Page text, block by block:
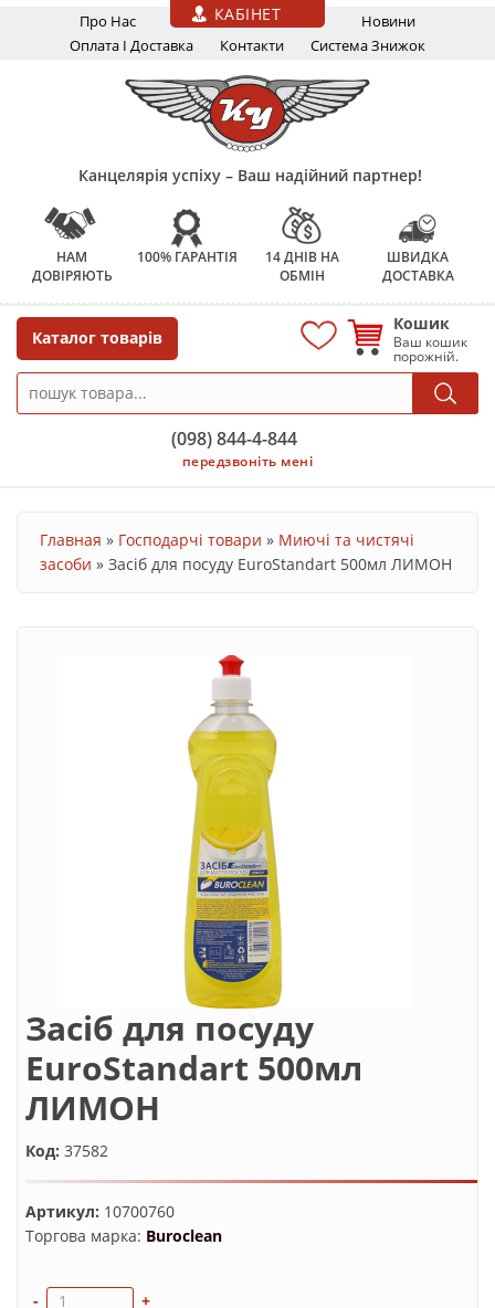
Перейти до основного вмісту
Про Нас
Новини
Оплата І Доставка
Контакти Система Знижок
КАБІНЕТ
Канцелярія успіху – Ваш надійний партнер!
НАМ
ДОВІРЯЮТЬ
100% ГАРАНТІЯ
14 ДНІВ НА
ОБМІН
ШВИДКА
ДОСТАВКА
Каталог товарів
(098) 844-4-844
передзвоніть мені
Кошик
Ваш кошик
порожній.
Ви є тут
Главная » Господарчі товари » Миючі та чистячі
засоби » Засіб для посуду EuroStandart 500мл ЛИМОН
Засіб для посуду
EuroStandart 500мл
ЛИМОН
Код: 37582
Артикул: 10700760
Торгова марка: Buroclean
- +